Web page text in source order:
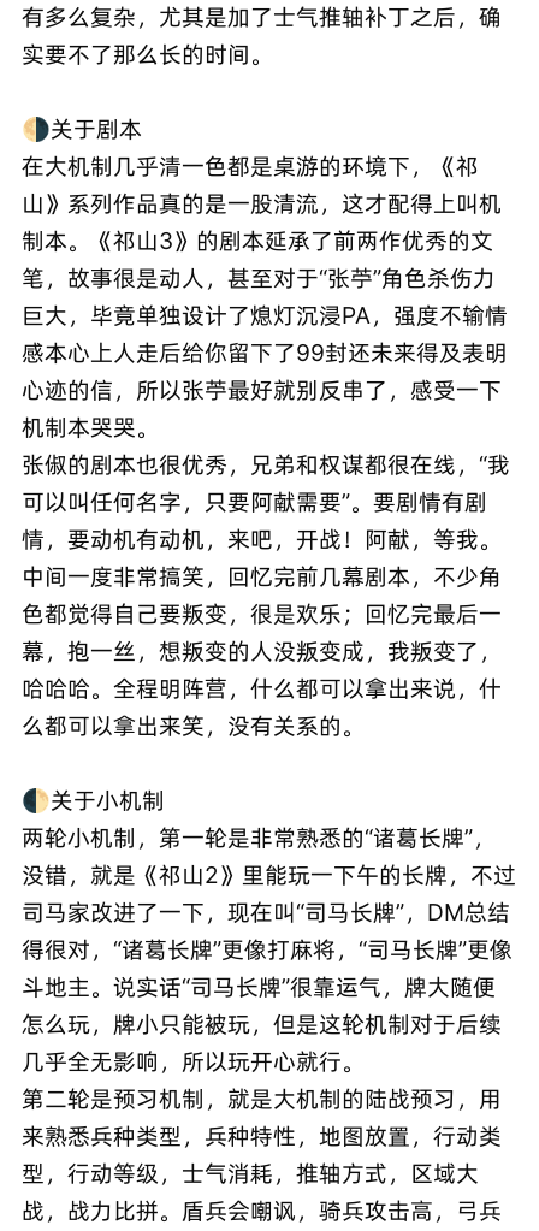
有多么复杂，尤其是加了士气推轴补丁之后，确
实要不了那么长的时间。
🌗关于剧本
在大机制几乎清一色都是桌游的环境下，《祁
山》系列作品真的是一股清流，这才配得上叫机
制本。《祁山3》的剧本延承了前两作优秀的文
笔，故事很是动人，甚至对于“张苧”角色杀伤力
巨大，毕竟单独设计了熄灯沉浸PA，强度不输情
感本心上人走后给你留下了99封还未来得及表明
心迹的信，所以张苧最好就别反串了，感受一下
机制本哭哭。
张俶的剧本也很优秀，兄弟和权谋都很在线，“我
可以叫任何名字，只要阿献需要”。要剧情有剧
情，要动机有动机，来吧，开战！阿献，等我。
中间一度非常搞笑，回忆完前几幕剧本，不少角
色都觉得自己要叛变，很是欢乐；回忆完最后一
幕，抱一丝，想叛变的人没叛变成，我叛变了，
哈哈哈。全程明阵营，什么都可以拿出来说，什
么都可以拿出来笑，没有关系的。
🌓关于小机制
两轮小机制，第一轮是非常熟悉的“诸葛长牌”，
没错，就是《祁山2》里能玩一下午的长牌，不过
司马家改进了一下，现在叫“司马长牌”，DM总结
得很对，“诸葛长牌”更像打麻将，“司马长牌”更像
斗地主。说实话“司马长牌”很靠运气，牌大随便
怎么玩，牌小只能被玩，但是这轮机制对于后续
几乎全无影响，所以玩开心就行。
第二轮是预习机制，就是大机制的陆战预习，用
来熟悉兵种类型，兵种特性，地图放置，行动类
型，行动等级，士气消耗，推轴方式，区域大
战，战力比拼。盾兵会嘲讽，骑兵攻击高，弓兵